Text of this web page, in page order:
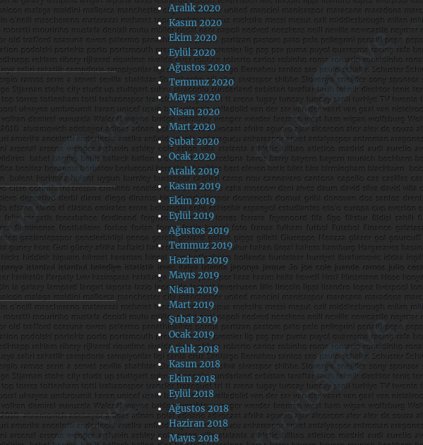
Aralık 2020
Kasım 2020
Ekim 2020
Eylül 2020
Ağustos 2020
Temmuz 2020
Mayıs 2020
Nisan 2020
Mart 2020
Şubat 2020
Ocak 2020
Aralık 2019
Kasım 2019
Ekim 2019
Eylül 2019
Ağustos 2019
Temmuz 2019
Haziran 2019
Mayıs 2019
Nisan 2019
Mart 2019
Şubat 2019
Ocak 2019
Aralık 2018
Kasım 2018
Ekim 2018
Eylül 2018
Ağustos 2018
Haziran 2018
Mayıs 2018